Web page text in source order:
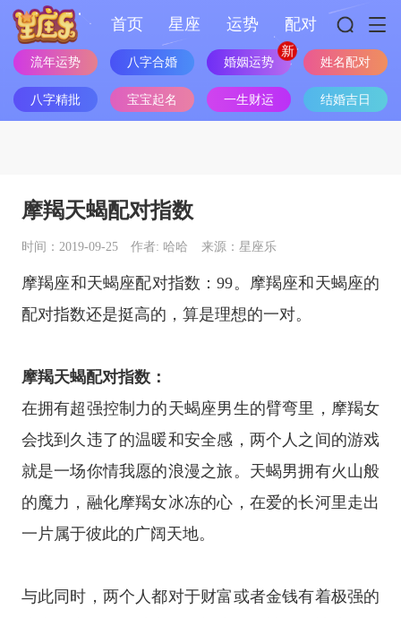
首页 星座 运势 配对
流年运势 八字合婚 婚姻运势 姓名配对
八字精批 宝宝起名 一生财运 结婚吉日
摩羯天蝎配对指数
时间：2019-09-25 作者: 哈哈 来源：星座乐
摩羯座和天蝎座配对指数：99。 摩羯座和 天蝎座的
配对指数还是挺高的，算是理想的一对。
摩羯天蝎配对指数：
在拥有超强控制力的天蝎座男生的臂弯里，摩羯女
会找到久违了的温暖和安全感，两个人之间的游戏
就是一场你情我愿的浪漫之旅。天蝎男拥有火山般
的魔力，融化摩羯女冰冻的心，在爱的长河里走出
一片属于彼此的广阔天地。
与此同时，两个人都对于财富或者金钱有着极强的